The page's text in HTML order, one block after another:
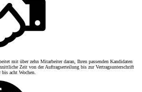
mit über zehn Mitarbeiter daran, Ihren passenden Kandidaten
Zeit von der Auftragserteilung bis zur Vertragsunterschrift
acht Wochen.